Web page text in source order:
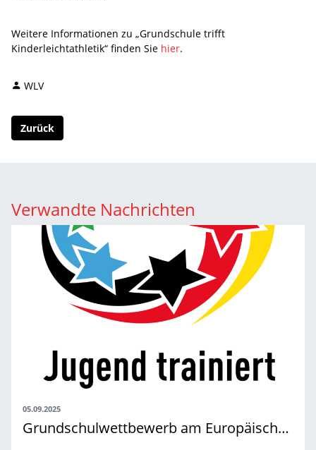
Weitere Informationen zu „Grundschule trifft
Kinderleichtathletik“ finden Sie hier.
WLV
Zurück
Verwandte Nachrichten
05.09.2025
Grundschulwettbewerb am Europäischen Tag des Schulsports